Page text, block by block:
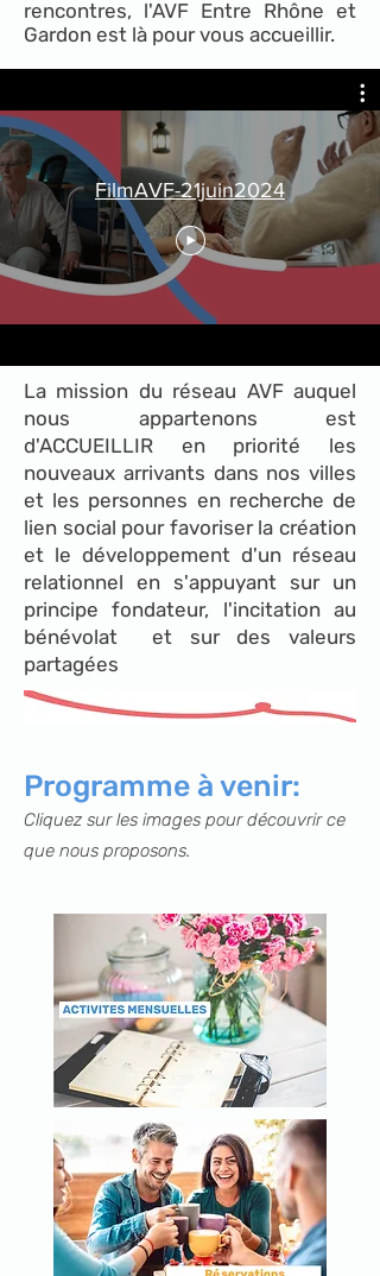
rencontres, l'AVF Entre Rhône et
Gardon est là pour vous accueillir.
FilmAVF-21juin2024
La mission du réseau AVF auquel
nous appartenons est
d'ACCUEILLIR en priorité les
nouveaux arrivants dans nos villes
et les personnes en recherche de
lien social pour favoriser la création
et le développement d'un réseau
relationnel en s'appuyant sur un
principe fondateur, l'incitation au
bénévolat et sur des valeurs
partagées
Programme à venir:
Cliquez sur les images pour découvrir ce
que nous proposons.